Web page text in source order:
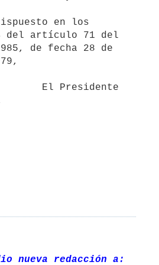
del artículo 71 del
de fecha 28 de
nueva redacción a: